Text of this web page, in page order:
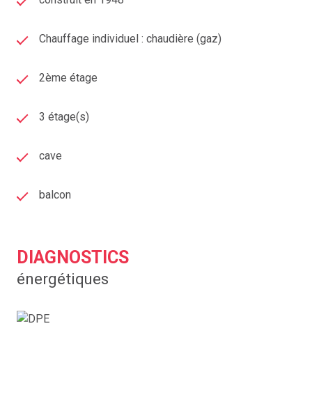
Montant estimé des dépenses annuelles d'énergie pour
2021, 2022, 2023 (abonnements compris).
Les informations sur les risques auxquels ce bien peut-
débroussaillement, sont disponibles sur le site
Chauffage individuel : chaudière (gaz)
2ème étage
3 étage(s)
cave
balcon
DIAGNOSTICS
énergétiques